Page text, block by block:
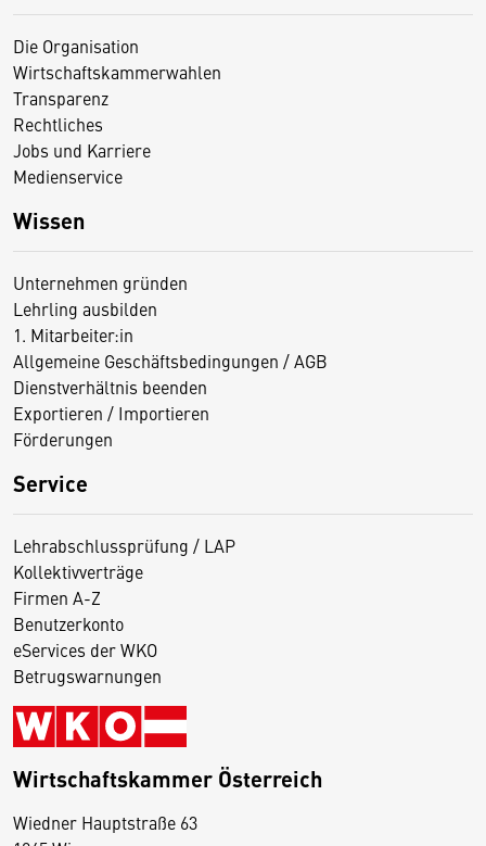
Die Organisation
Wirtschaftskammerwahlen
Transparenz
Rechtliches
Jobs und Karriere
Medienservice
Wissen
Unternehmen gründen
Lehrling ausbilden
1. Mitarbeiter:in
Allgemeine Geschäftsbedingungen / AGB
Dienstverhältnis beenden
Exportieren / Importieren
Förderungen
Service
Lehrabschlussprüfung / LAP
Kollektivverträge
Firmen A-Z
Benutzerkonto
eServices der WKO
Betrugswarnungen
Wirtschaftskammer Österreich
Wiedner Hauptstraße 63
D